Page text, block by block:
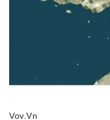
Vụ án
Tư vấn luật